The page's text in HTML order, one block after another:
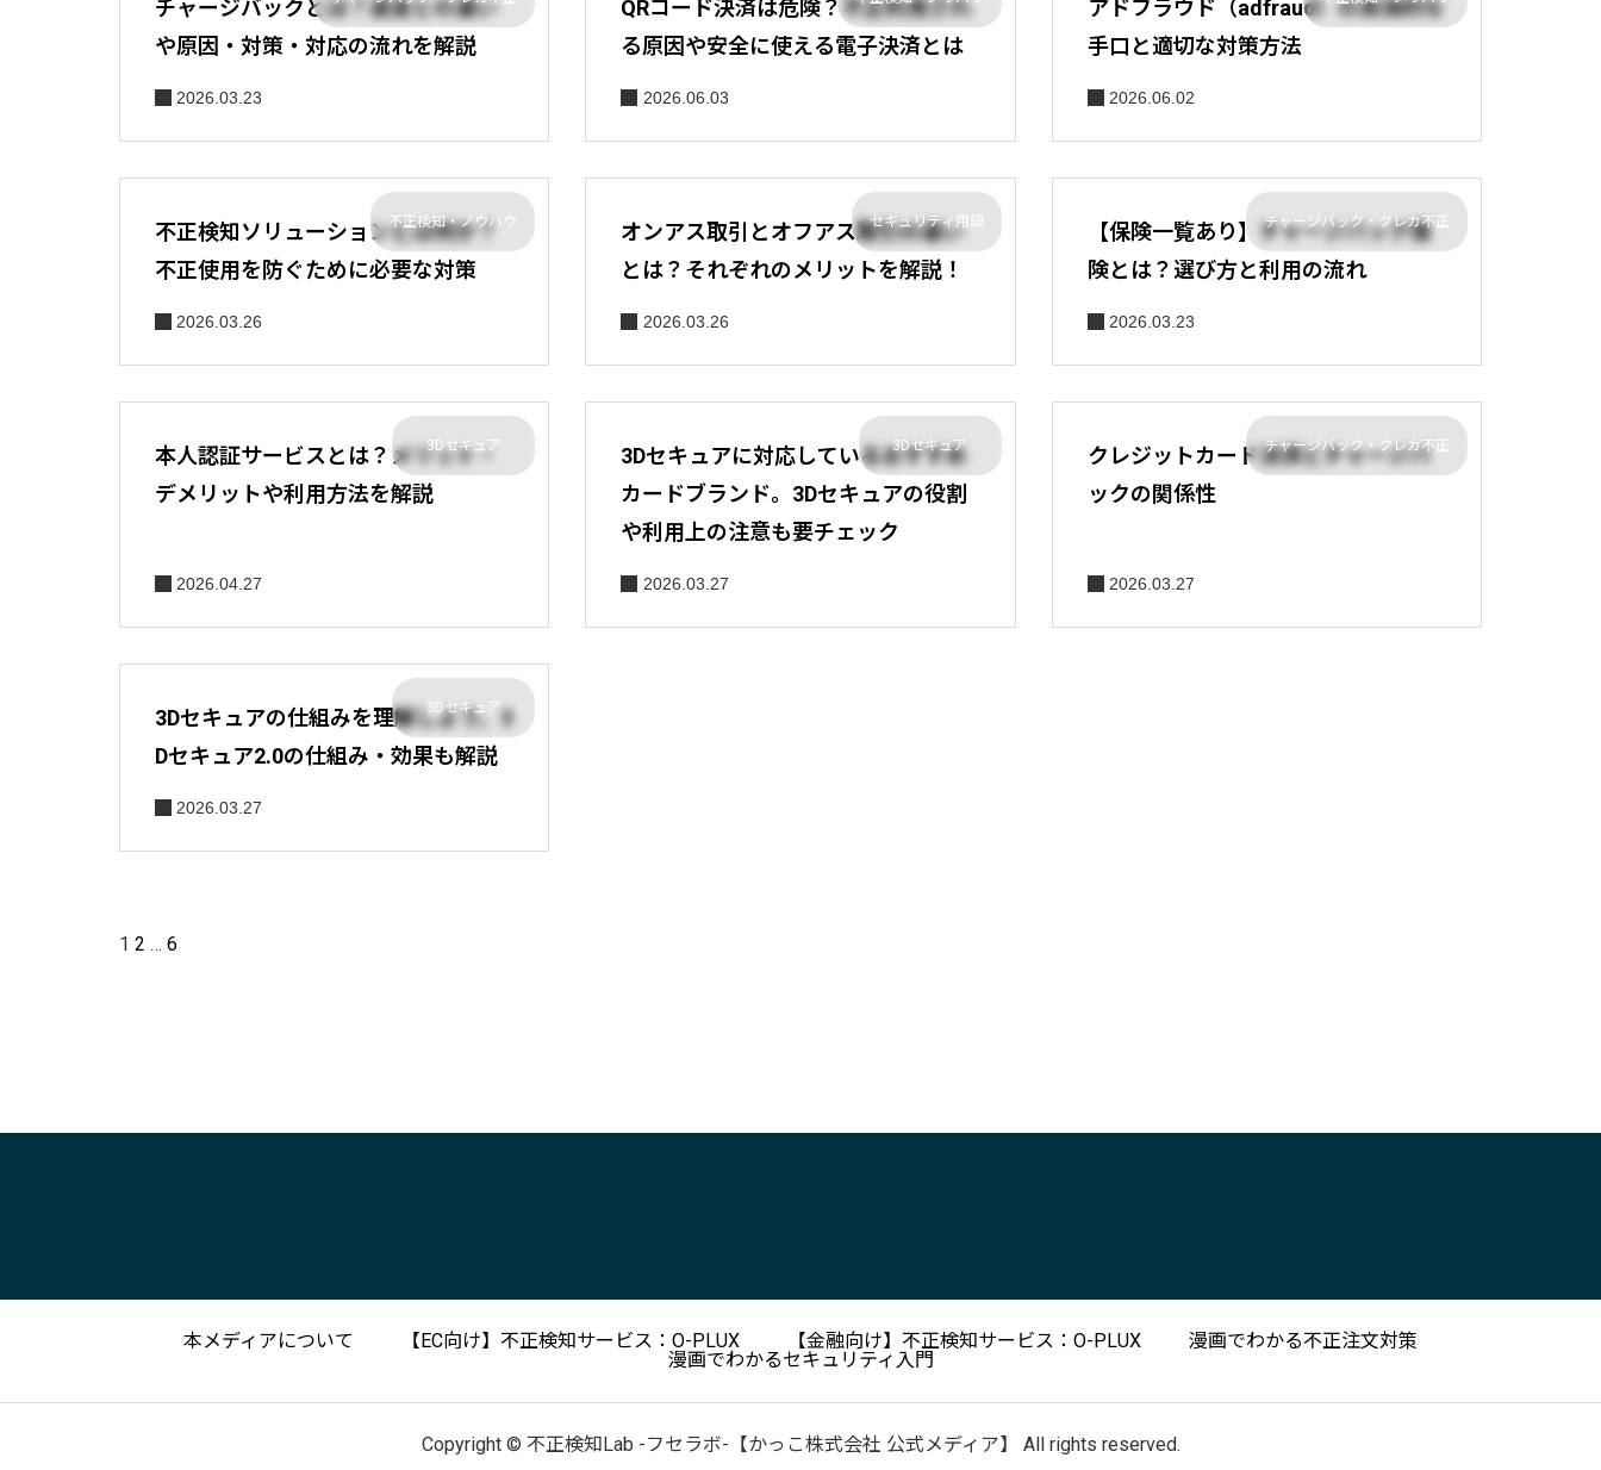
チャージバックとは？返金との違い
や原因・対策・対応の流れを解説
2026.03.23
QRコード決済は危険？不正利用され
る原因や安全に使える電子決済とは
2026.06.03
アドフラウド（adfraud）の具体的な
手口と適切な対策方法
2026.06.02
不正検知・ノウハウ
不正検知ソリューションとは何か？
不正使用を防ぐために必要な対策
2026.03.26
セキュリティ用語
オンアス取引とオフアス取引の違い
とは？それぞれのメリットを解説！
2026.03.26
チャージバック・クレカ不正
【保険一覧あり】チャージバック保
険とは？選び方と利用の流れ
2026.03.23
3Dセキュア
本人認証サービスとは？メリット・
デメリットや利用方法を解説
2026.04.27
3Dセキュア
3Dセキュアに対応しているおすすめ
カードブランド。3Dセキュアの役割
や利用上の注意も要チェック
2026.03.27
チャージバック・クレカ不正
クレジットカード決済とチャージバ
ックの関係性
2026.03.27
3Dセキュア
3Dセキュアの仕組みを理解しよう。3
Dセキュア2.0の仕組み・効果も解説
2026.03.27
1 2 … 6
本メディアについて 【EC向け】不正検知サービス：O-PLUX 【金融向け】不正検知サービス：O-PLUX
漫画でわかる不正注文対策
漫画でわかるセキュリティ入門
Copyright © 不正検知Lab -フセラボ-【かっこ株式会社 公式メディア】 All rights reserved.